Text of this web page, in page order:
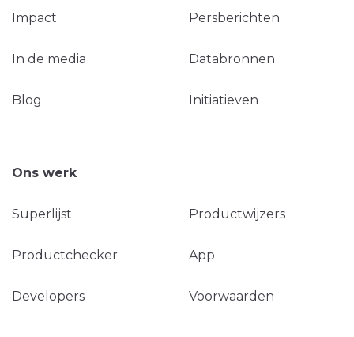
Impact Persberichten
In de media Databronnen
Blog Initiatieven
Ons werk
Superlijst Productwijzers
Productchecker App
Developers Voorwaarden